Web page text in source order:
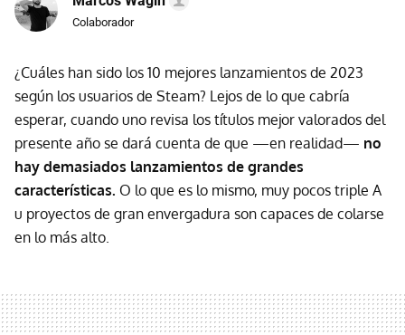
Colaborador
¿Cuáles han sido los 10 mejores lanzamientos de 2023
según los usuarios de Steam? Lejos de lo que cabría
esperar, cuando uno revisa los títulos mejor valorados del
presente año se dará cuenta de que —en realidad— no
hay demasiados lanzamientos de grandes
características. O lo que es lo mismo, muy pocos triple A
u proyectos de gran envergadura son capaces de colarse
en lo más alto.